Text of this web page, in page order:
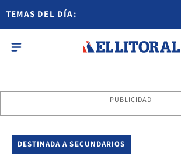
TEMAS DEL DÍA:
PUBLICIDAD
DESTINADA A SECUNDARIOS